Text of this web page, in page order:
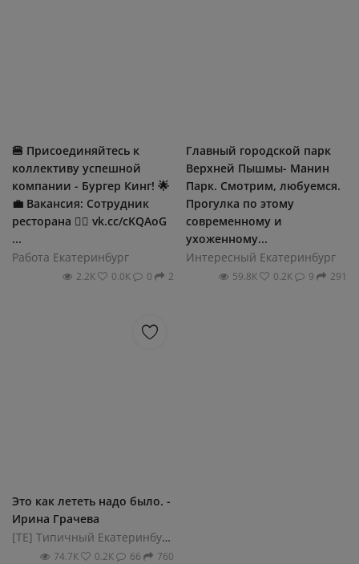
🍔 Присоединяйтесь к
коллективу успешной
компании - Бургер Кинг! 🌟
💼 Вакансия: Сотрудник
ресторана 👉🏻 vk.cc/cKQAoG
...
Работа Екатеринбург
2.2К 0.0К 0 2
Главный городской парк
Верхней Пышмы- Манин
Парк. Смотрим, любуемся.
Прогулка по этому
современному и
ухоженному...
Интересный Екатеринбург
59.8К 0.2К 9 291
Это как лететь надо было. -
Ирина Грачева
[ТЕ] Типичный Екатеринбург
74.7К 0.2К 66 760